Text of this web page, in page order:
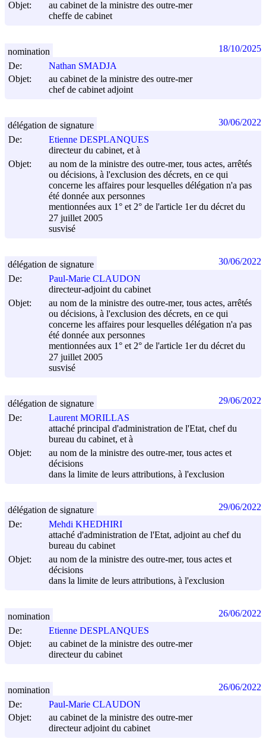
Objet:
au cabinet de la ministre des outre-mer
cheffe de cabinet
De:
Nathan SMADJA
Objet:
au cabinet de la ministre des outre-mer
chef de cabinet adjoint
nomination 18/10/2025
De:
Etienne DESPLANQUES
directeur du cabinet, et à
Objet:
au nom de la ministre des outre-mer, tous actes, arrêtés
ou décisions, à l'exclusion des décrets, en ce qui
concerne les affaires pour lesquelles délégation n'a pas
été donnée aux personnes
mentionnées aux 1° et 2° de l'article 1er du décret du
27 juillet 2005
susvisé
délégation de signature 30/06/2022
De:
Paul-Marie CLAUDON
directeur-adjoint du cabinet
Objet:
au nom de la ministre des outre-mer, tous actes, arrêtés
ou décisions, à l'exclusion des décrets, en ce qui
concerne les affaires pour lesquelles délégation n'a pas
été donnée aux personnes
mentionnées aux 1° et 2° de l'article 1er du décret du
27 juillet 2005
susvisé
délégation de signature 30/06/2022
De:
Laurent MORILLAS
attaché principal d'administration de l'Etat, chef du
bureau du cabinet, et à
Objet:
au nom de la ministre des outre-mer, tous actes et
décisions
dans la limite de leurs attributions, à l'exclusion
délégation de signature 29/06/2022
De:
Mehdi KHEDHIRI
attaché d'administration de l'Etat, adjoint au chef du
bureau du cabinet
Objet:
au nom de la ministre des outre-mer, tous actes et
décisions
dans la limite de leurs attributions, à l'exclusion
délégation de signature 29/06/2022
De:
Etienne DESPLANQUES
Objet:
au cabinet de la ministre des outre-mer
directeur du cabinet
nomination 26/06/2022
De:
Paul-Marie CLAUDON
Objet:
au cabinet de la ministre des outre-mer
directeur adjoint du cabinet
nomination 26/06/2022